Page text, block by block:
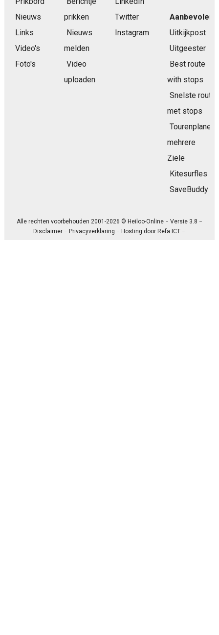
Nieuws
Links
Video's
Foto's
prikken
Nieuws
melden
Video
uploaden
Twitter
Instagram
Aanbevolen
Uitkijkpost
Uitgeester
Best route
with stops
Snelste route
met stops
Tourenplaner
mehrere
Ziele
Kitesurfles
SaveBuddy
Alle rechten voorbehouden 2001-2026 © Heiloo-Online − Versie 3.8 −
Disclaimer −Privacyverklaring − Hosting doorRefa ICT −